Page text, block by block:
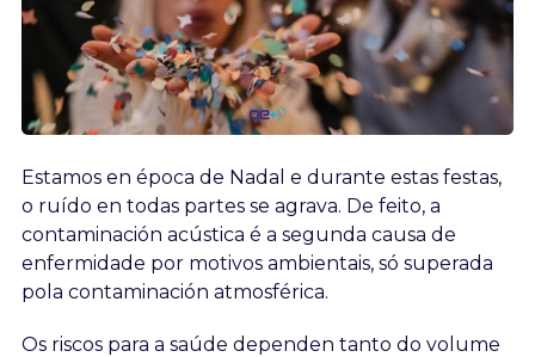
Estamos en época de Nadal e durante estas festas,
o ruído en todas partes se agrava. De feito, a
contaminación acústica é a segunda causa de
enfermidade por motivos ambientais, só superada
pola contaminación atmosférica.
Os riscos para a saúde dependen tanto do volume